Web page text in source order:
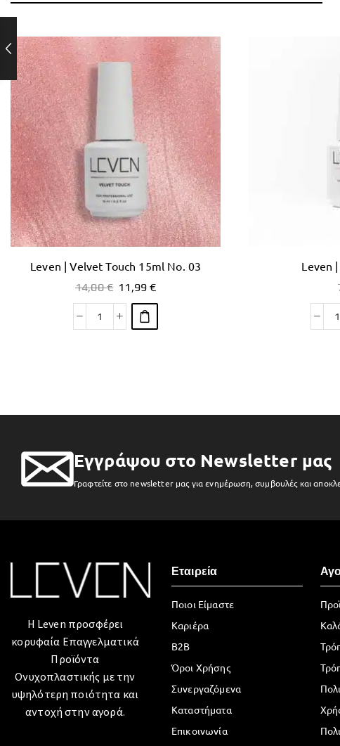
Leven | Velvet Touch 15ml No. 03
14,00€ 11,99€
Leven
Εγγράψου στο Newsletter μας
Γραφτείτε στο newsletter μας για ενημέρωση, συμβουλές και
Η Leven προσφέρει
κορυφαία Επαγγελματικά
Προϊόντα
Ονυχοπλαστικής με την
υψηλότερη ποιότητα και
αντοχή στην αγορά.
Εταιρεία
Ποιοι Είμαστε
Καριέρα
B2B
Όροι Χρήσης
Συνεργαζόμενα
Καταστήματα
Επικοινωνία